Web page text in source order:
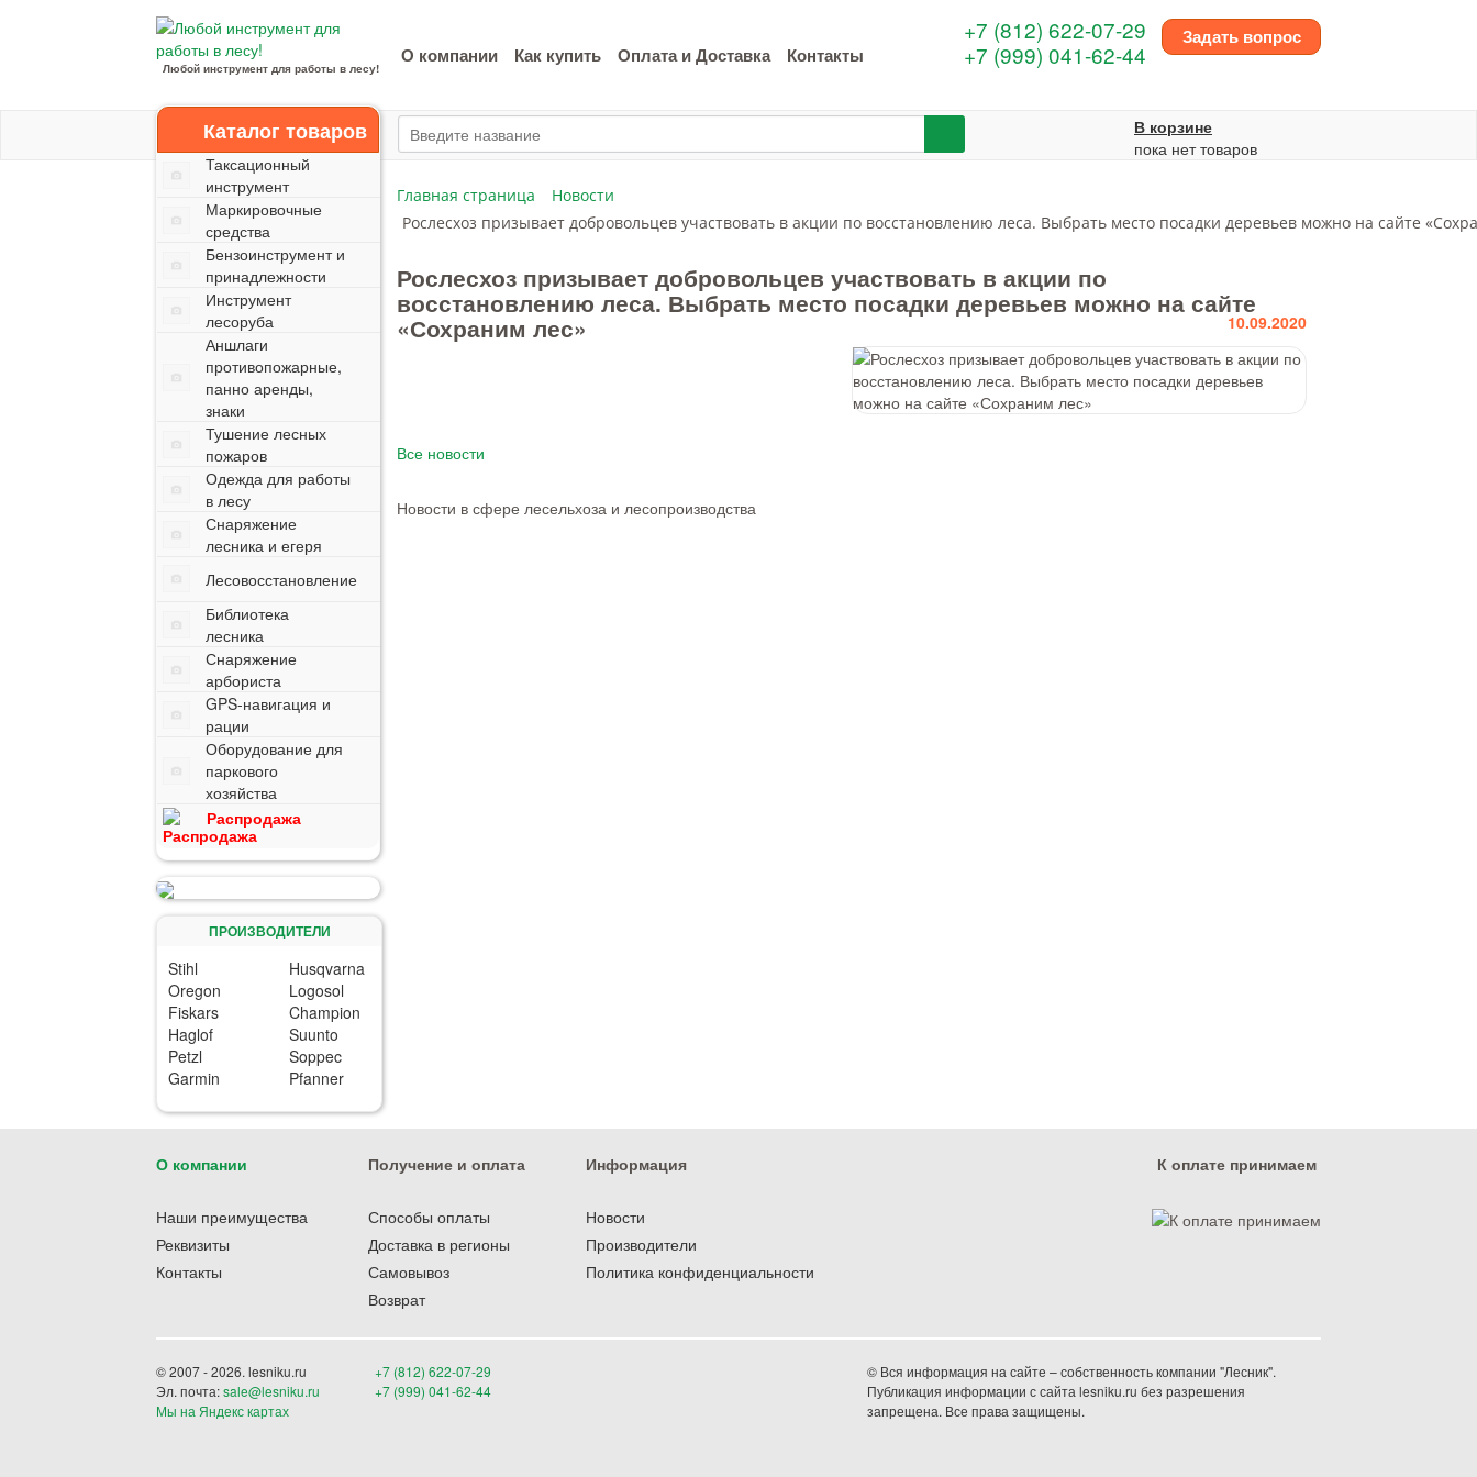
Любой инструмент для работы в лесу!
О компании Как купить Оплата и Доставка Контакты
Задать вопрос
+7 (812) 622-07-29
+7 (999) 041-62-44
В корзине
пока нет товаров
Каталог товаров
Таксационный
инструмент
Маркировочные
средства
Бензоинструмент и
принадлежности
Инструмент
лесоруба
Аншлаги
противопожарные,
панно аренды,
знаки
Тушение лесных
пожаров
Одежда для работы
в лесу
Снаряжение
лесника и егеря
Лесовосстановление
Библиотека
лесника
Снаряжение
арбориста
GPS-навигация и
рации
Оборудование для
паркового
хозяйства
Распродажа
ПРОИЗВОДИТЕЛИ
Stihl
Husqvarna
Oregon
Logosol
Fiskars
Champion
Haglof
Suunto
Petzl
Soppec
Garmin
Pfanner
Главная страница
Новости
Рослесхоз призывает добровольцев участвовать в акции по восстановлению леса. Выбрать место посадки деревьев можно на сайте
Рослесхоз призывает добровольцев участвовать в акции по
восстановлению леса. Выбрать место посадки деревьев можно на сайте
«Сохраним лес» 10.09.2020
Все новости
Новости в сфере лесельхоза и лесопроизводства
О компании
Наши преимущества
Реквизиты
Контакты
Получение и оплата
Способы оплаты
Доставка в регионы
Самовывоз
Возврат
Информация
Новости
Производители
Политика конфиденциальности
К оплате принимаем
© 2007 - 2026. lesniku.ru
Эл. почта:sale@lesniku.ru
Мы на Яндекс картах
+7 (812) 622-07-29
+7 (999) 041-62-44
© Вся информация на сайте – собственность компании "Лесник".
Публикация информации с сайта lesniku.ru без разрешения
запрещена. Все права защищены.